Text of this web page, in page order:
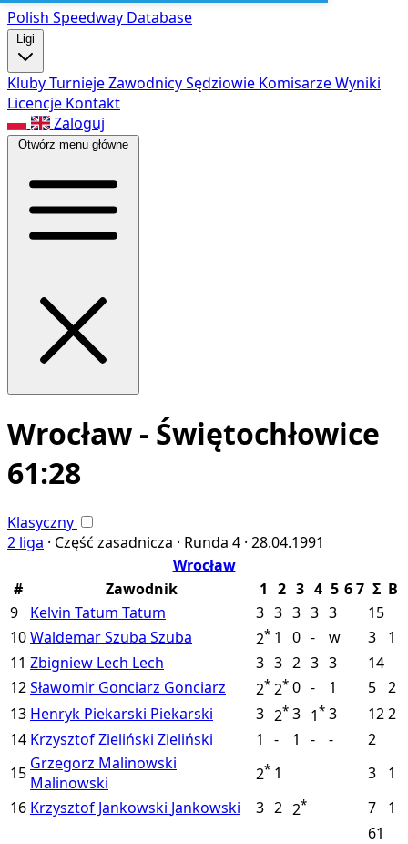
Polish Speedway Database
Ligi
KlubyTurniejeZawodnicySędziowie KomisarzeWyniki
Licencje Kontakt
Zaloguj
Otwórz menu główne
Wrocław - Świętochłowice
61:28
Klasyczny
2 liga · Część zasadnicza · Runda 4 · 28.04.1991
Wrocław
#
Zawodnik 1 2 3 4 5 67 Σ B
9
Kelvin Tatum Tatum 3 3 3 3 3
15
10Waldemar Szuba Szuba 2* 1 0 - w 3
1
11 Zbigniew Lech Lech 3 3 2 3 3
14
12Sławomir Gonciarz Gonciarz 2* 2* 0 - 1 5 2
13 Henryk Piekarski Piekarski 3 2* 3 1* 3 122
14 Krzysztof Zieliński Zieliński 1 - 1 - -
2
15 Grzegorz Malinowski
Malinowski
2* 1 3
1
16 Krzysztof Jankowski Jankowski 3 2 2* 7
1
61